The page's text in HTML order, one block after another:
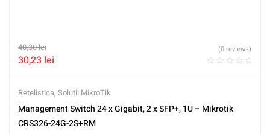
40,30lei
30,23 lei
(0 reviews)
Retelistica, Solutii MikroTik
Management Switch 24 x Gigabit, 2 x SFP+, 1U – Mikrotik
CRS326-24G-2S+RM